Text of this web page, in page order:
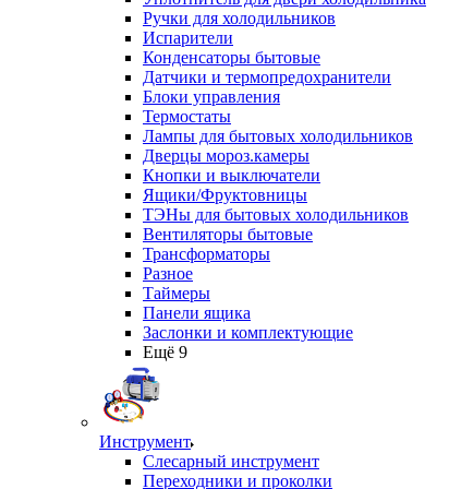
Ручки для холодильников
Испарители
Конденсаторы бытовые
Датчики и термопредохранители
Блоки управления
Термостаты
Лампы для бытовых холодильников
Дверцы мороз.камеры
Кнопки и выключатели
Ящики/Фруктовницы
ТЭНы для бытовых холодильников
Вентиляторы бытовые
Трансформаторы
Разное
Таймеры
Панели ящика
Заслонки и комплектующие
Ещё 9
Инструмент
Слесарный инструмент
Переходники и проколки